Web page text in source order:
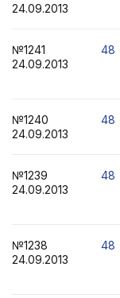
24.09.2013
№1241
24.09.2013
48
№1240
24.09.2013
48
№1239
24.09.2013
48
№1238
24.09.2013
48